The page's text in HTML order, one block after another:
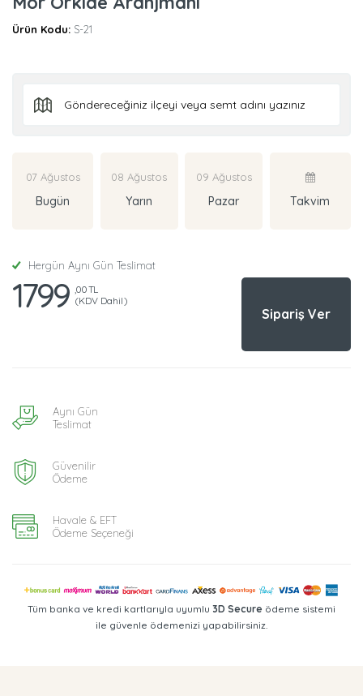
Ürün Kodu: S-21
07 Ağustos
Bugün
08 Ağustos
Yarın
09 Ağustos
Pazar Takvim
Hergün Aynı Gün Teslimat
1799 ,00 TL
(KDV Dahil)
Sipariş Ver
Aynı Gün
Teslimat
Güvenilir
Ödeme
Havale & EFT
Ödeme Seçeneği
Tüm banka ve kredi kartlarıyla uyumlu 3D Secure ödeme sistemi
ile güvenle ödemenizi yapabilirsiniz.